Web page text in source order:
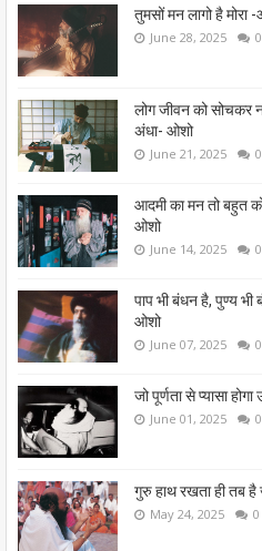
तुमसों मन लागो है मोरा
June 28, 2025 0
लोग जीवन को सोचकर
अंधा- ओशो
June 21, 2025 0
आदमी का मन तो बहुत
ओशो
June 14, 2025 0
पाप भी बंधन है, पुण्य
ओशो
June 07, 2025 0
जो पूर्णता से प्यासा
June 01, 2025 0
गुरु हाथ रखता ही तब है
May 24, 2025 0